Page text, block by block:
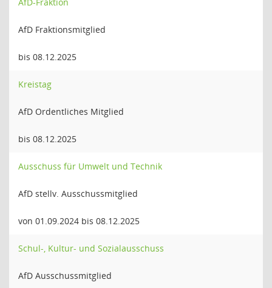
AfD Fraktionsmitglied
bis 08.12.2025
Kreistag
AfD Ordentliches Mitglied
bis 08.12.2025
Ausschuss für Umwelt und Technik
AfD stellv. Ausschussmitglied
von 01.09.2024 bis 08.12.2025
Schul-, Kultur- und Sozialausschuss
AfD Ausschussmitglied